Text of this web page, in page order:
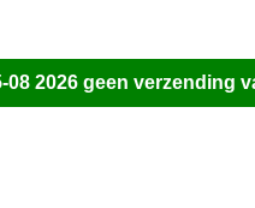
08 2026 geen verzending